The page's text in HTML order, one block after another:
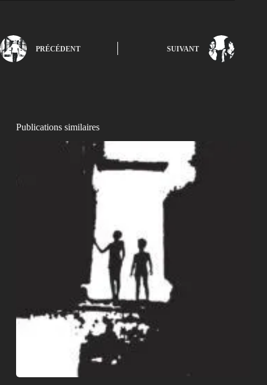
PRÉCÉDENT SUIVANT
Publications similaires